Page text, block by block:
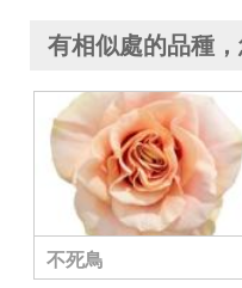
有相似處的品種
不死鳥